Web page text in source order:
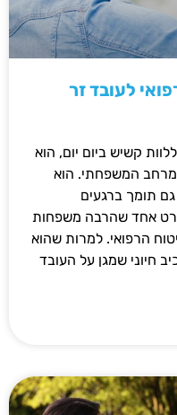
לעובד זר
קשיש ביום יום, הוא
המשפחתי. הוא
גם תומך ברגעים
אחד שהרבה משפחות
הרפואי. למרות שהוא
חיוני שמגן על העובד